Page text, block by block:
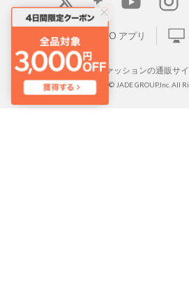
LOCONDO アプリ
靴とファッションの通販サ
Copyright © JADE GROUP,Inc. All